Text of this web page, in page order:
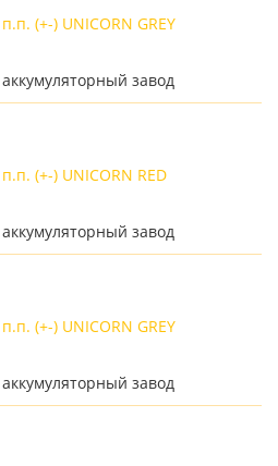
(+-) UNICORN GREY
завод
(+-) UNICORN RED
завод
(+-) UNICORN GREY
завод